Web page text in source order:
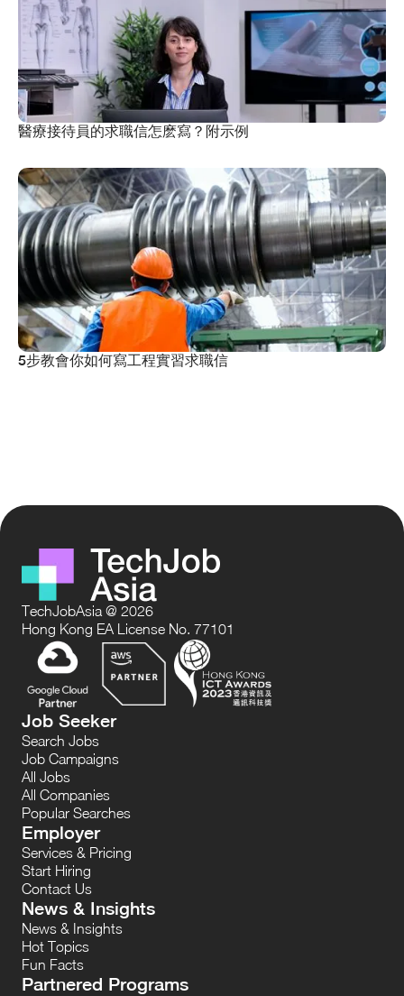
醫療接待員的求職信怎麽寫？附示例
5步教會你如何寫工程實習求職信
TechJobAsia @ 2026
Hong Kong EA License No. 77101
Job Seeker
Search Jobs
Job Campaigns
All Jobs
All Companies
Popular Searches
Employer
Services & Pricing
Start Hiring
Contact Us
News & Insights
News & Insights
Hot Topics
Fun Facts
Partnered Programs